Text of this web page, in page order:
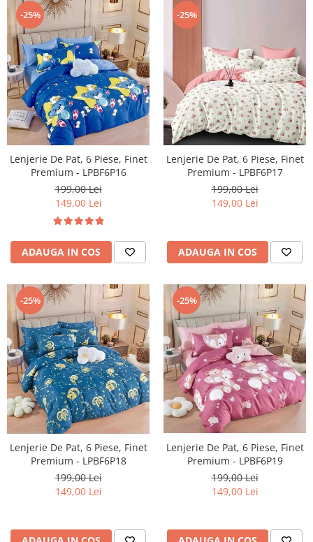
-25%
Lenjerie De Pat, 6 Piese, Finet
Premium - LPBF6P16
199,00 Lei
149,00 Lei
ADAUGA IN COS
-25%
Lenjerie De Pat, 6 Piese, Finet
Premium - LPBF6P17
199,00 Lei
149,00 Lei
ADAUGA IN COS
-25%
Lenjerie De Pat, 6 Piese, Finet
Premium - LPBF6P18
199,00 Lei
149,00 Lei
-25%
Lenjerie De Pat, 6 Piese, Finet
Premium - LPBF6P19
199,00 Lei
149,00 Lei